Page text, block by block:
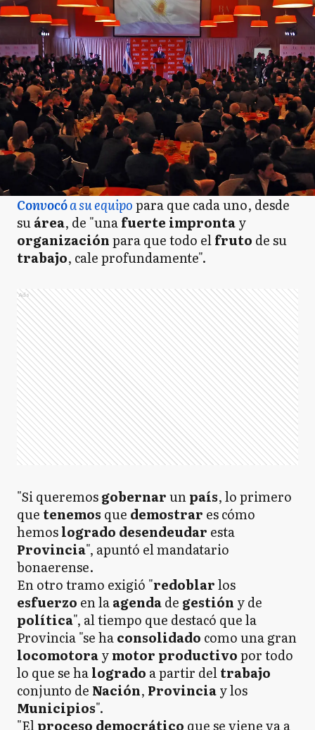
Convocóa su equipopara que cada uno, desde
suárea, de "unafuerte improntay
organizaciónpara que todo elfruto de su
trabajo, cale profundamente".
Ads
"Si queremosgobernarunpaís, lo primero
que tenemos que demostrar es cómo
hemoslogrado desendeudar esta
Provincia", apuntó el mandatario
bonaerense.
En otro tramo exigió "redoblarlos
esfuerzo en laagendade gestión y de
política", al tiempo que destacó que la
Provincia "se haconsolidado como una gran
locomotoraymotor productivopor todo
lo que se halogrado a partir deltrabajo
conjunto de Nación, Provinciay los
Municipios".
"Elproceso democrático que se viene va a